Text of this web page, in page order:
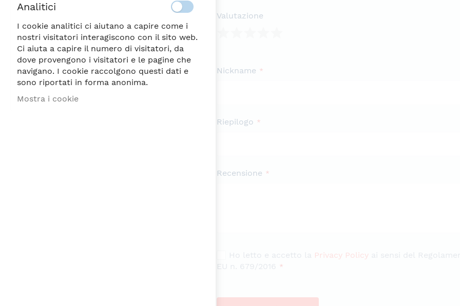
Valutazione
Nickname
Riepilogo
Recensione
Ho letto e accetto la Privacy Policyai sensi del
EU n. 679/2016
Analitici
I cookie analitici ci aiutano a capire come i
nostri visitatori interagiscono con il sito web.
Ci aiuta a capire il numero di visitatori, da
dove provengono i visitatori e le pagine che
navigano. I cookie raccolgono questi dati e
sono riportati in forma anonima.
Mostra i cookie